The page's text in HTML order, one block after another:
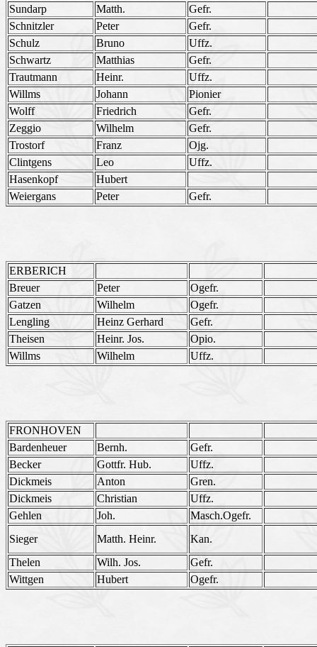
Sundarp Matth.
Gefr.
Schnitzler
Peter
Gefr.
Schulz
Bruno
Uffz.
Schwartz
Matthias
Gefr.
Trautmann
Heinr.
Uffz.
Willms
Johann
Pionier
Wolff
Friedrich
Gefr.
Zeggio
Wilhelm
Gefr.
Trostorf
Franz
Ojg.
Clintgens
Leo
Uffz.
Hasenkopf
Hubert
Weiergans
Peter Gefr.
ERBERICH
Breuer
Peter
Ogefr.
Gatzen
Wilhelm
Ogefr.
Lengling
Heinz Gerhard
Gefr.
Theisen
Heinr. Jos.
Opio.
Willms
Wilhelm Uffz.
FRONHOVEN
Bardenheuer
Bernh.
Gefr.
Becker
Gottfr. Hub.
Uffz.
Dickmeis
Anton
Gren.
Dickmeis
Christian
Uffz.
Gehlen
Joh.
Masch.Ogefr.
Sieger
Matth. Heinr.
Kan.
Thelen
Wilh. Jos.
Gefr.
Wittgen
Hubert Ogefr.